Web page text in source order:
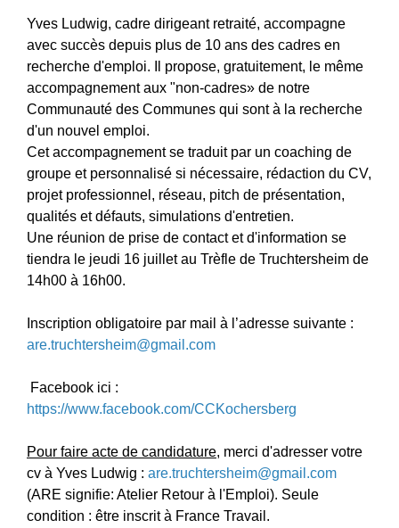
Yves Ludwig, cadre dirigeant retraité, accompagne
avec succès depuis plus de 10 ans des cadres en
recherche d'emploi. Il propose, gratuitement, le même
accompagnement aux "non-cadres» de notre
Communauté des Communes qui sont à la recherche
d'un nouvel emploi.
Cet accompagnement se traduit par un coaching de
groupe et personnalisé si nécessaire, rédaction du CV,
projet professionnel, réseau, pitch de présentation,
qualités et défauts, simulations d'entretien.
Une réunion de prise de contact et d'information se
tiendra le jeudi 16 juillet au Trèfle de Truchtersheim de
14h00 à 16h00.
Inscription obligatoire par mail à l’adresse suivante :
are.truchtersheim@gmail.com
Facebook ici :
https://www.facebook.com/CCKochersberg
Pour faire acte de candidature, merci d'adresser votre
cv à Yves Ludwig : are.truchtersheim@gmail.com
(ARE signifie: Atelier Retour à l'Emploi). Seule
condition : être inscrit à France Travail.